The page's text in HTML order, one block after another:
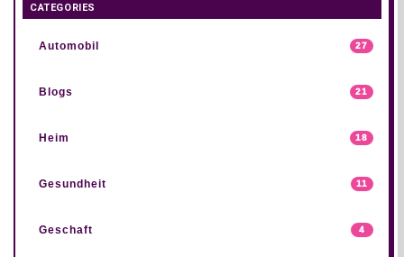
CATEGORIES
Automobil 27
Blogs 21
Heim 18
Gesundheit 11
Geschaft 4